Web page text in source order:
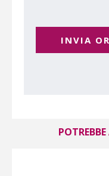
INVIA